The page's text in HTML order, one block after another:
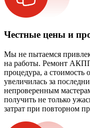
Честные цены и
Мы не пытаемся
на работы. Ремонт
процедура, а стоимость
увеличилась за
непроверенным
получить не только
затрат при повторном